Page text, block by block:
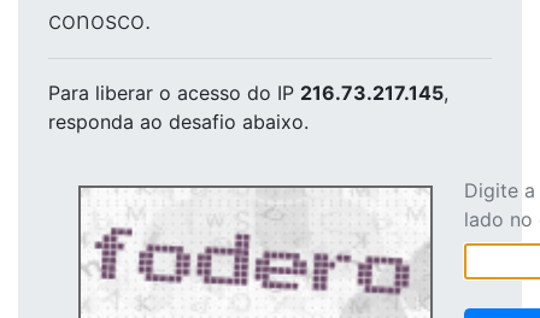
conosco.
Para liberar o acesso do IP 216.73.217.145,
responda ao desafio abaixo.
Digite
lado no